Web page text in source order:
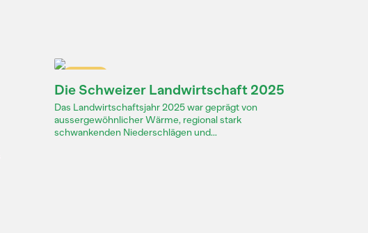
Die Schweizer Landwirtschaft 2025
Das Landwirtschaftsjahr 2025 war geprägt von
aussergewöhnlicher Wärme, regional stark
schwankenden Niederschlägen und...